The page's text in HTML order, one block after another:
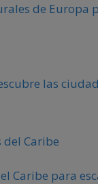
de Europa
las
Caribe para